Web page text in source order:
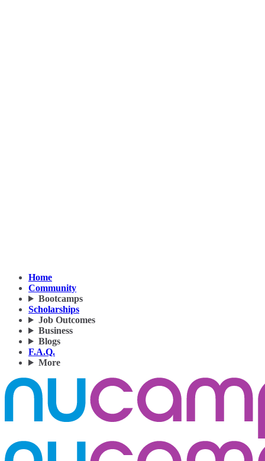
Home
Community
Bootcamps
Scholarships
Job Outcomes
Business
Blogs
F.A.Q.
More